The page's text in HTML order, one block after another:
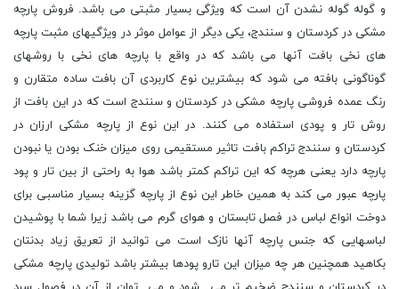
و گوله گوله نشدن آن است که ویژگی بسیار مثبتی می باشد. فروش پارچه
مشکی در کردستان و سنندج، یکی دیگر از عوامل موثر در ویژگیهای مثبت پارچه
های نخی بافت آنها می باشد که در واقع با پارچه های نخی با روشهای
گوناگونی بافته می شود که بیشترین نوع کاربردی آن بافت ساده متقارن و
رنگ عمده فروشی پارچه مشکی در کردستان و سنندج است که در این بافت از
روش تار و پودی استفاده می کنند. در این نوع از پارچه مشکی ارزان در
کردستان و سنندج تراکم بافت تاثیر مستقیمی روی میزان خنک بودن یا نبودن
پارچه دارد یعنی هرچه که این تراکم کمتر باشد هوا به راحتی از بین تار و پود
پارچه عبور می کند به همین خاطر این نوع از پارچه گزینه بسیار مناسبی برای
دوخت انواع لباس در فصل تابستان و هوای گرم می باشد زیرا شما با پوشیدن
لباسهایی که جنس پارچه آنها نازک است می توانید از تعریق زیاد بدنتان
بکاهید همچنین هر چه میزان این تارو پودها بیشتر باشد تولیدی پارچه مشکی